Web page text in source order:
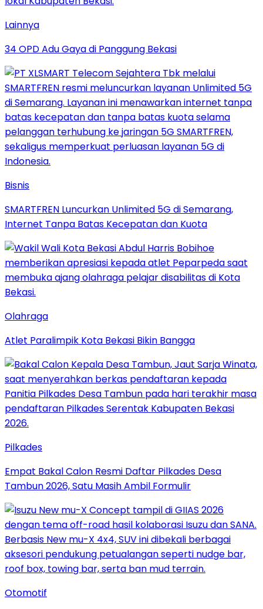
Lainnya
34 OPD Adu Gaya di Panggung Bekasi
Bisnis
SMARTFREN Luncurkan Unlimited 5G di Semarang,
Internet Tanpa Batas Kecepatan dan Kuota
Olahraga
Atlet Paralimpik Kota Bekasi Bikin Bangga
Pilkades
Empat Bakal Calon Resmi Daftar Pilkades Desa
Tambun 2026, Satu Masih Ambil Formulir
Otomotif